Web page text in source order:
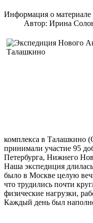
Информация о материале
Автор: Ирина
комплекса в Талашкино
принимали участие 95
Петербурга, Нижнего
Наша экспедиция
было в Москве целую
что трудились почти
физические нагрузки,
Каждый день был